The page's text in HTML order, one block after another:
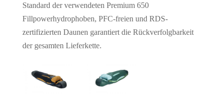
Standard der verwendeten Premium 650
Fillpowerhydrophoben, PFC-freien und RDS-
zertifizierten Daunen garantiert die Rückverfolgbarkeit
der gesamten Lieferkette.